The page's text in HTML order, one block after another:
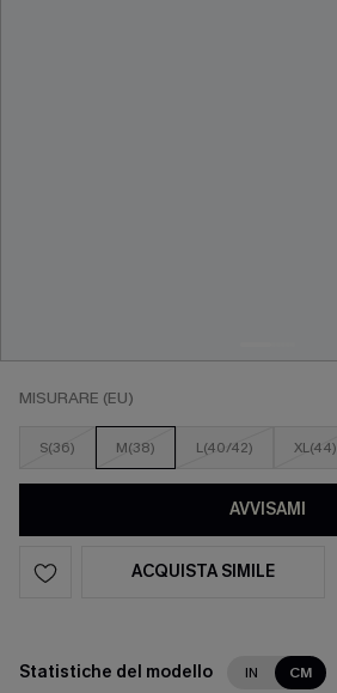
MISURARE (EU)
S(36) M(38) L(40/42) XL(44)
AVVISAMI
ACQUISTA SIMILE
Statistiche del modello IN CM